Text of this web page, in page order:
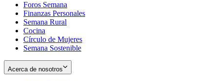
window
Foros Semana
Finanzas Personales
Semana Rural
Cocina
Círculo de Mujeres
Semana Sostenible
Acerca de nosotros